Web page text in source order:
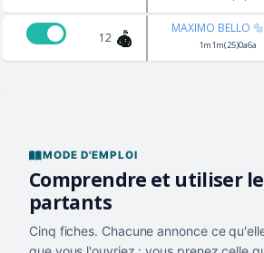
12
MAXIMO BELLO
1m1m(25)0a6a
MODE D'EMPLOI
Comprendre et utiliser
partants
Cinq fiches. Chacune annonce ce